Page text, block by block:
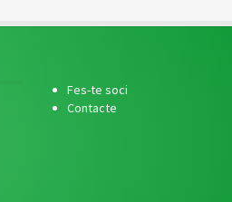
Fes-te soci
Contacte